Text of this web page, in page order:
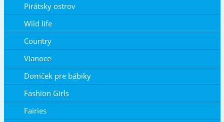
Pirátsky ostrov
Wild life
Country
Vianoce
Domček pre bábiky
Fashion Girls
Fairies